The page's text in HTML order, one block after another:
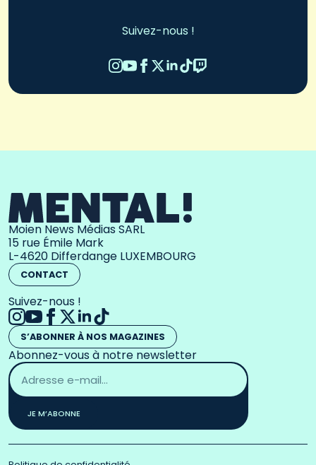
Suivez-nous !
Moien News Médias SARL
15 rue Émile Mark
L-4620 Differdange LUXEMBOURG
CONTACT
Suivez-nous !
S’ABONNER À NOS MAGAZINES
Abonnez-vous à notre newsletter
Adresse
email
*
JE M’ABONNE